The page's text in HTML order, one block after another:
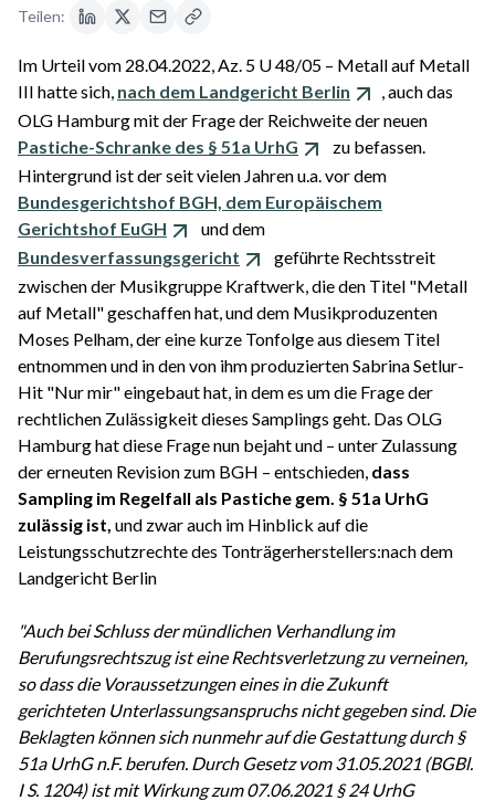
Teilen:
Im Urteil vom 28.04.2022, Az. 5 U 48/05 – Metall auf Metall
III hatte sich, nach dem Landgericht Berlin
, auch das
OLG Hamburg mit der Frage der Reichweite der neuen
Pastiche-Schranke des § 51a UrhG
zu befassen.
Hintergrund ist der seit vielen Jahren u.a. vor dem
Bundesgerichtshof BGH, dem Europäischem
Gerichtshof EuGH
und dem
Bundesverfassungsgericht
geführte Rechtsstreit
zwischen der Musikgruppe Kraftwerk, die den Titel "Metall
auf Metall" geschaffen hat, und dem Musikproduzenten
Moses Pelham, der eine kurze Tonfolge aus diesem Titel
entnommen und in den von ihm produzierten Sabrina Setlur-
Hit "Nur mir" eingebaut hat, in dem es um die Frage der
rechtlichen Zulässigkeit dieses Samplings geht. Das OLG
Hamburg hat diese Frage nun bejaht und – unter Zulassung
der erneuten Revision zum BGH – entschieden, dass
Sampling im Regelfall als Pastiche gem. § 51a UrhG
zulässig ist, und zwar auch im Hinblick auf die
Leistungsschutzrechte des Tonträgerherstellers:nach dem
Landgericht Berlin
"Auch bei Schluss der mündlichen Verhandlung im
Berufungsrechtszug ist eine Rechtsverletzung zu verneinen,
so dass die Voraussetzungen eines in die Zukunft
gerichteten Unterlassungsanspruchs nicht gegeben sind. Die
Beklagten können sich nunmehr auf die Gestattung durch §
51a UrhG n.F. berufen. Durch Gesetz vom 31.05.2021 (BGBl.
I S. 1204) ist mit Wirkung zum 07.06.2021 § 24 UrhG